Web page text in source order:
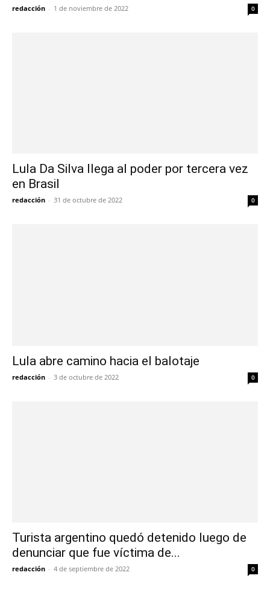
redacción - 1 de noviembre de 2022 0
Lula Da Silva llega al poder por tercera vez
en Brasil
redacción - 31 de octubre de 2022 0
Lula abre camino hacia el balotaje
redacción - 3 de octubre de 2022 0
Turista argentino quedó detenido luego de
denunciar que fue víctima de...
redacción - 4 de septiembre de 2022 0